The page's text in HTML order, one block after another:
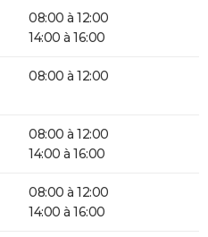
08:00 à 12:00
14:00 à 16:00
08:00 à 12:00
08:00 à 12:00
14:00 à 16:00
08:00 à 12:00
14:00 à 16:00